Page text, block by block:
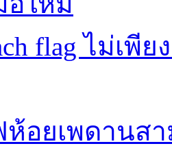
flag ไม่เ
อยเพดานส